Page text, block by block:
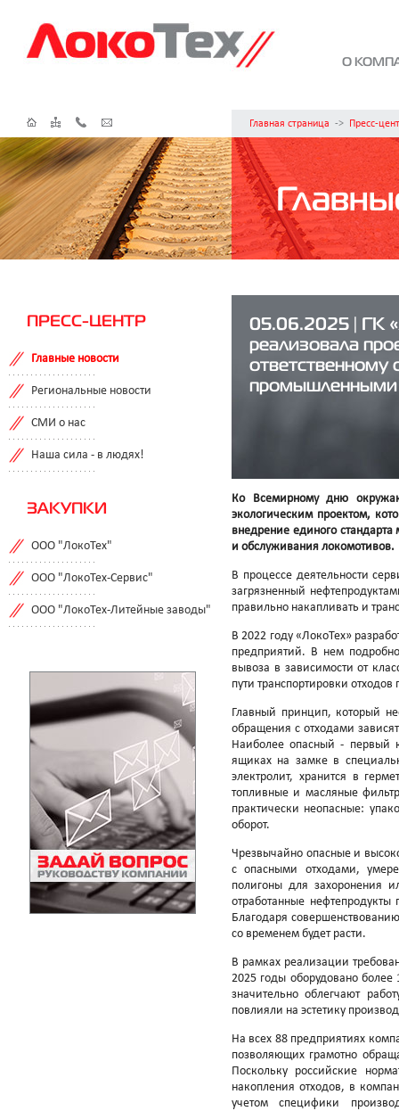
О
Главная страница -> Пресс-
ПРЕСС-ЦЕНТР
Главные новости
Региональные новости
СМИ о нас
Наша сила - в людях!
ЗАКУПКИ
ООО "ЛокоТех"
ООО "ЛокоТех-Сервис"
ООО "ЛокоТех-Литейные заводы"
05.06.2025 | ГК
реализовала
промышленными
Ко Всемирному дню
экологическим проектом,
внедрение единого
и обслуживания локомотивов.
В процессе деятельности
загрязненный
правильно накапливать и
В 2022 году «ЛокоТех»
предприятий. В нем
вывоза в зависимости от
пути транспортировки
Главный принцип, который
обращения с отходами
Наиболее опасный - первый
ящиках на замке в
электролит, хранится в
топливные и масляные
практически неопасные:
оборот.
Чрезвычайно опасные и
с опасными отходами,
полигоны для захоронения
отработанные
Благодаря
со временем будет расти.
В рамках реализации
2025 годы оборудовано
значительно облегчают
повлияли на эстетику
На всех 88 предприятиях
позволяющих грамотно
Поскольку российские
накопления отходов, в
учетом специфики